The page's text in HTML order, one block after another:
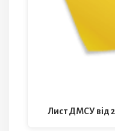
Лист ДМСУ від